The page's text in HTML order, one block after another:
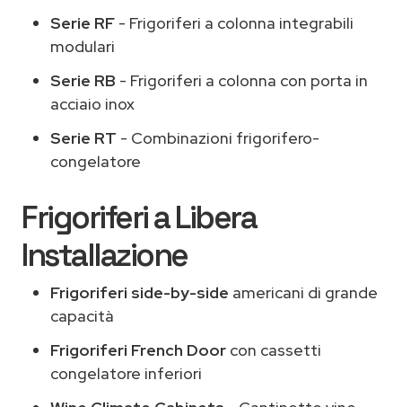
Serie RF - Frigoriferi a colonna integrabili
modulari
Serie RB - Frigoriferi a colonna con porta in
acciaio inox
Serie RT - Combinazioni frigorifero-
congelatore
Frigoriferi a Libera
Installazione
Frigoriferi side-by-side americani di grande
capacità
Frigoriferi French Door con cassetti
congelatore inferiori